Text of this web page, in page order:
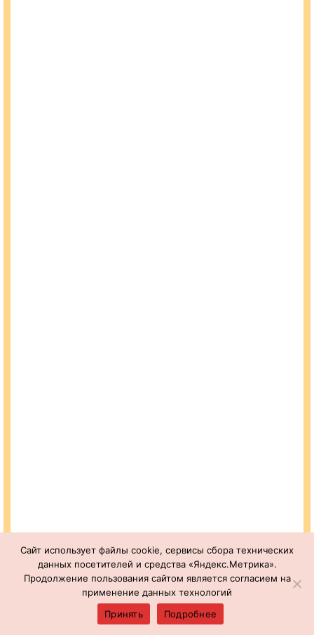
Сайт использует файлы cookie, сервисы сбора технических
данных посетителей и средства «Яндекс.Метрика».
Продолжение пользования сайтом является согласием на
применение данных технологий
Принять
Подробнее